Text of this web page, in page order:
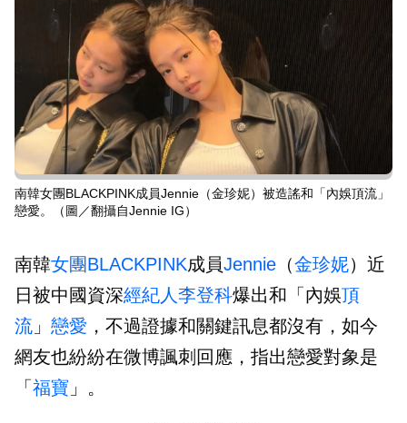
南韓女團BLACKPINK成員Jennie（金珍妮）被造謠和「內娛頂流」
戀愛。（圖／翻攝自Jennie IG）
南韓女團BLACKPINK成員Jennie （金珍妮）近
日被中國資深經紀人李登科爆出和「內娛頂
流 」 戀愛 ，不過證據和關鍵訊息都沒有，如今
網友也紛紛在微博諷刺回應，指出戀愛對象是
「 福寶 」。